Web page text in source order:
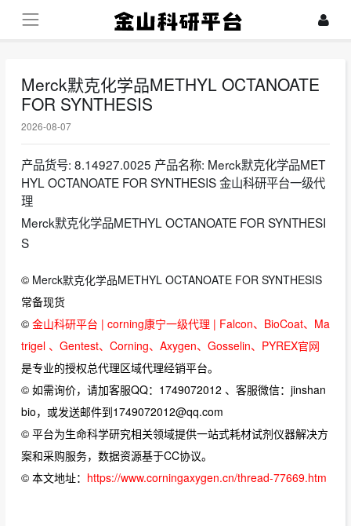
Merck默克化学品METHYL OCTANOATE
FOR SYNTHESIS
2026-08-07
产品货号: 8.14927.0025 产品名称: Merck默克化学品MET
HYL OCTANOATE FOR SYNTHESIS 金山科研平台一级代
理
Merck默克化学品METHYL OCTANOATE FOR SYNTHESI
S
© Merck默克化学品METHYL OCTANOATE FOR SYNTHESIS
常备现货
© 金山科研平台 | corning康宁一级代理 | Falcon、BioCoat、Ma
trigel 、Gentest、Corning、Axygen、Gosselin、PYREX官网
是专业的授权总代理区域代理经销平台。
© 如需询价，请加客服QQ：1749072012 、客服微信：jinshan
bio，或发送邮件到1749072012@qq.com
© 平台为生命科学研究相关领域提供一站式耗材试剂仪器解决方
案和采购服务，数据资源基于CC协议。
© 本文地址： https://www.corningaxygen.cn/thread-77669.htm